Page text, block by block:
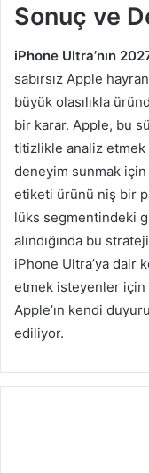
Sonuç ve
iPhone Ultra’nın
sabırsız Apple
büyük olasılıkla
bir karar. Apple, bu
titizlikle analiz etmek
deneyim sunmak
etiketi ürünü niş bir
lüks segmentindeki
alındığında bu
iPhone Ultra’ya dair
etmek isteyenler için
Apple’ın kendi
ediliyor.